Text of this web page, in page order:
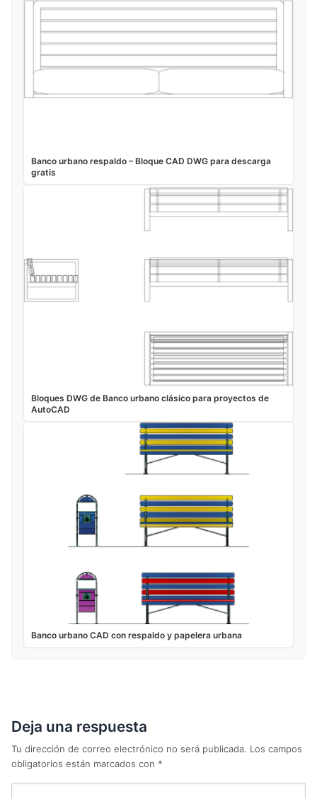
Banco urbano respaldo – Bloque CAD DWG para descarga
gratis
Bloques DWG de Banco urbano clásico para proyectos de
AutoCAD
Banco urbano CAD con respaldo y papelera urbana
Deja una respuesta
Tu dirección de correo electrónico no será publicada. Los campos
obligatorios están marcados con *